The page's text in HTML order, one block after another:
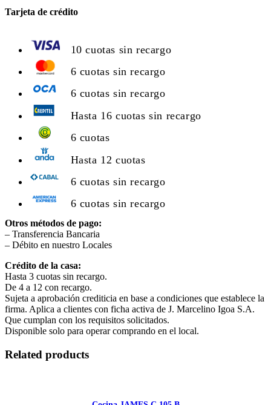
Tarjeta de crédito
10 cuotas sin recargo
6 cuotas sin recargo
6 cuotas sin recargo
Hasta 16 cuotas sin recargo
6 cuotas
Hasta 12 cuotas
6 cuotas sin recargo
6 cuotas sin recargo
Otros métodos de pago:
– Transferencia Bancaria
– Débito en nuestro Locales
Crédito de la casa:
Hasta 3 cuotas sin recargo.
De 4 a 12 con recargo.
Sujeta a aprobación crediticia en base a condiciones que establece la
firma. Aplica a clientes con ficha activa de J. Marcelino Igoa S.A.
Que cumplan con los requisitos solicitados.
Disponible solo para operar comprando en el local.
Related products